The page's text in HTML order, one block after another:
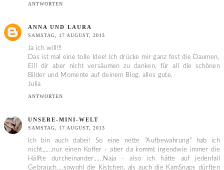
ANTWORTEN
ANNA UND LAURA
SAMSTAG, 17 AUGUST, 2013
Ja ich will!!!
Das ist mal eine tolle Idee! Ich drücke mir ganz fest die Daumen,
Eill dir aber nicht versäumen zu danken, für all die schönen
Bilder und Momente auf deinem Blog. alles gute,
Julia
ANTWORTEN
UNSERE-MINI-WELT
SAMSTAG, 17 AUGUST, 2013
Ich bin auch dabei! So eine nette "Aufbewahrung" hab ich
nicht,.....nur einen Koffer - aber da kommt irgendwie immer die
Hälfte durcheinander......Naja - also ich hätte auf jedenfall
Gebrauch....sowohl die Kistchen, als auch die KamSnaps dürften